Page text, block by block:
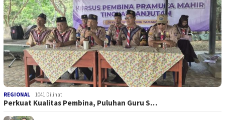
REGIONAL 1041 Dilihat
Perkuat Kualitas Pembina, Puluhan Guru S…